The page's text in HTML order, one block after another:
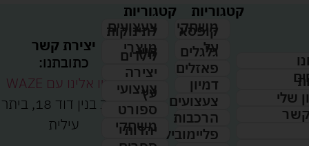
שלי
קשר
קטגוריות
משחקי
קופסא
על
גלגלים
פאזלים
דמיון
צעצועים
הרכבות
פליימוביל
קטגוריות
צעצועים
לתינוקות
מוצרי
קיץ
לילדים
יצירה
צעצועי
עץ
ספורט
משחקי
יהדות
יצירת קשר
כתובתנו:
נווטו אלינו עם WAZE
רחוב בנין דוד 18, ביתר
עילית